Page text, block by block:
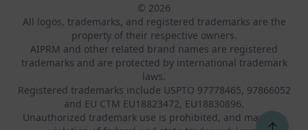
© 2026
All logos, trademarks, and registered trademarks are the
property of their respective owners.
AIPRM and other related brand names are registered
trademarks and are protected by international trademark
laws.
Registered trademarks include USPTO 97778465, 97866052
and EU CTM EU18823472, EU18830896.
Unauthorized trademark use is prohibited, and may be a